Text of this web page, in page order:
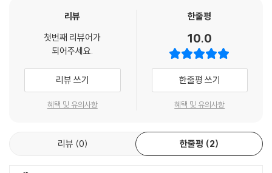
리뷰
첫번째 리뷰어가
되어주세요.
리뷰 쓰기
혜택 및 유의사항
한줄평
10.0
한줄평 쓰기
혜택 및 유의사항
리뷰 0 한줄평 2